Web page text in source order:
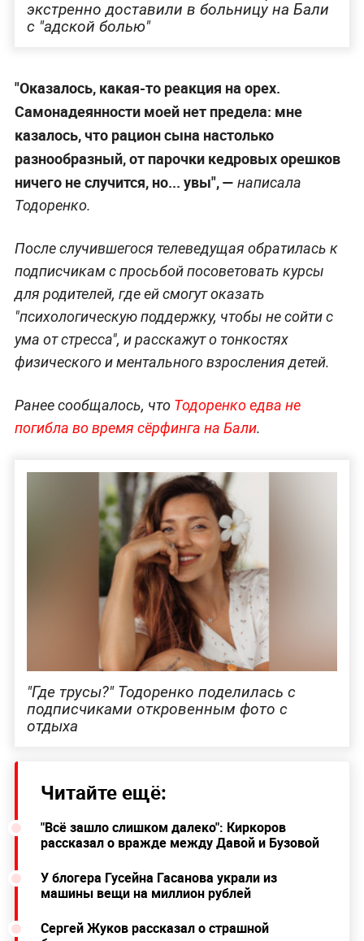
экстренно доставили в больницу на Бали
с "адской болью"
"Оказалось, какая-то реакция на орех.
Самонадеянности моей нет предела: мне
казалось, что рацион сына настолько
разнообразный, от парочки кедровых орешков
ничего не случится, но... увы", — написала
Тодоренко.
После случившегося телеведущая обратилась к
подписчикам с просьбой посоветовать курсы
для родителей, где ей смогут оказать
"психологическую поддержку, чтобы не сойти с
ума от стресса", и расскажут о тонкостях
физического и ментального взросления детей.
Ранее сообщалось, что Тодоренко едва не
погибла во время сёрфинга на Бали.
"Где трусы?" Тодоренко поделилась с
подписчиками откровенным фото с
отдыха
Читайте ещё:
"Всё зашло слишком далеко": Киркоров
рассказал о вражде между Давой и Бузовой
У блогера Гусейна Гасанова украли из
машины вещи на миллион рублей
Сергей Жуков рассказал о страшной